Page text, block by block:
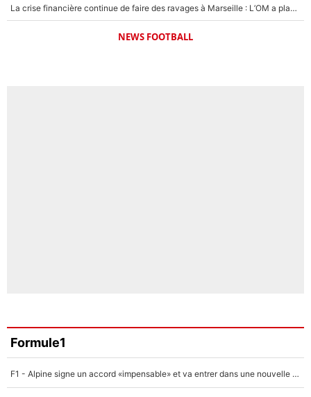
La crise financière continue de faire des ravages à Marseille : L’OM a placé 12 joueurs sur le marché des transferts… et ça pourrait lui rapporter près de 100M€ !
NEWS FOOTBALL
Formule1
F1 - Alpine signe un accord «impensable» et va entrer dans une nouvelle dimension : Grande nouvelle pour Pierre Gasly !